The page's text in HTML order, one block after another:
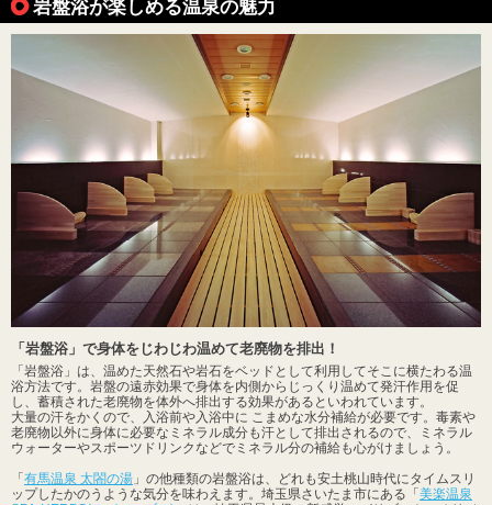
岩盤浴が楽しめる温泉の魅力
「岩盤浴」で身体をじわじわ温めて老廃物を排出！
「岩盤浴」は、温めた天然石や岩石をベッドとして利用してそこに横たわる温
浴方法です。岩盤の遠赤効果で身体を内側からじっくり温めて発汗作用を促
し、蓄積された老廃物を体外へ排出する効果があるといわれています。
大量の汗をかくので、入浴前や入浴中に こまめな水分補給が必要です。毒素や
老廃物以外に身体に必要なミネラル成分も汗として排出されるので、ミネラル
ウォーターやスポーツドリンクなどでミネラル分の補給も心がけましょう。
「 有馬温泉 太閤の湯 」の他種類の岩盤浴は、どれも安土桃山時代にタイムスリ
ップしたかのうような気分を味わえます。埼玉県さいたま市にある「 美楽温泉